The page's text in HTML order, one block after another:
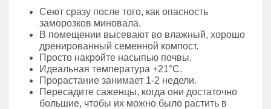
Сеют сразу после того, как опасность
заморозков миновала.
В помещении высевают во влажный, хорошо
дренированный семенной компост.
Просто накройте насыпью почвы.
Идеальная температура +21°C.
Прорастание занимает 1-2 недели.
Пересадите саженцы, когда они достаточно
большие, чтобы их можно было растить в